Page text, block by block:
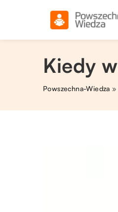
Kiedy
Powszechna-Wiedza »